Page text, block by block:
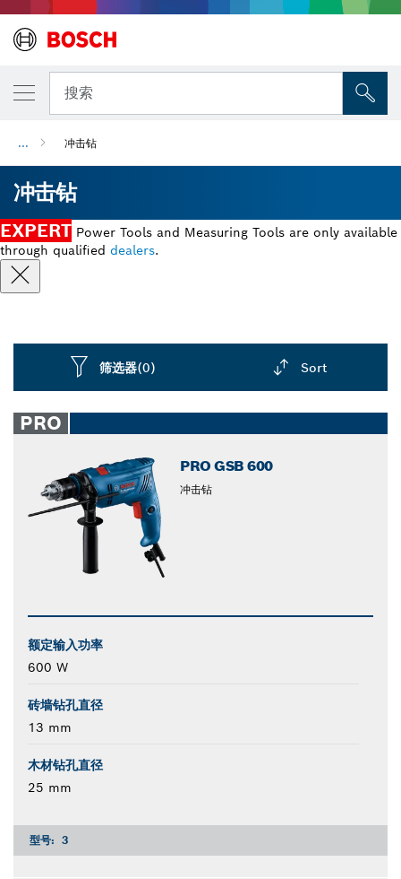
搜索
... 冲击钻
冲击钻
EXPERT Power Tools and Measuring Tools are only available
through qualified dealers.
筛选器(0) Sort
closed
PRO
PRO GSB 600
冲击钻
额定输入功率
600 W
砖墙钻孔直径
13 mm
木材钻孔直径
25 mm
型号: 3